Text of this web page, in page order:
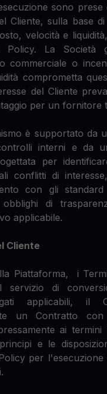
sono prese
Cliente, sulla base
velocità e
Policy. La Società
commerciale o
comprometta
del Cliente
per un fornitore
è supportato da
interni e da
per
conflitti di
con gli
di
applicabile.
Cliente
Piattaforma, i
di
applicabili, il
un Contratto
ai
e le
per l'esecuzione